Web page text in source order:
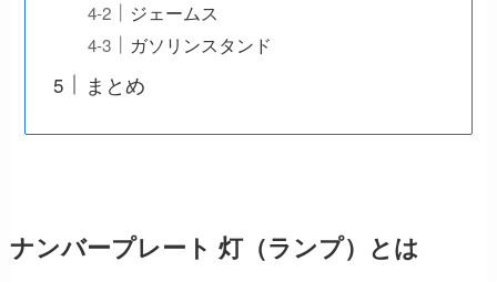
ジェームス
ガソリンスタンド
まとめ
ナンバープレート 灯（ランプ）とは